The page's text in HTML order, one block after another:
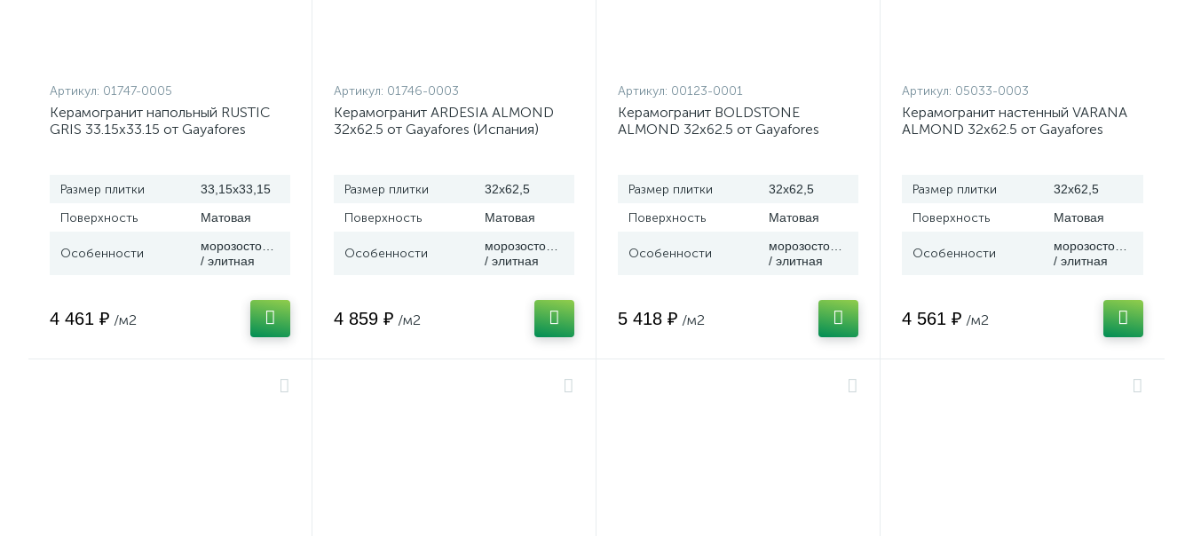
Артикул: 01747-0005
Керамогранит напольный RUSTIC
GRIS 33.15x33.15 от Gayafores
Размер плитки 33,15x33,15
Поверхность Матовая
Особенности
морозостойкая
/ элитная
4 461 ₽ /м2
Артикул: 01746-0003
Керамогранит ARDESIA ALMOND
32x62.5 от Gayafores (Испания)
Размер плитки 32x62,5
Поверхность Матовая
Особенности
морозостойкая
/ элитная
4 859 ₽ /м2
Артикул: 00123-0001
Керамогранит BOLDSTONE
ALMOND 32x62.5 от Gayafores
Размер плитки 32x62,5
Поверхность Матовая
Особенности
морозостойкая
/ элитная
5 418 ₽ /м2
Артикул: 05033-0003
Керамогранит настенный VARANA
ALMOND 32x62.5 от Gayafores
Размер плитки 32x62,5
Поверхность Матовая
Особенности
морозостойкая
/ элитная
4 561 ₽ /м2